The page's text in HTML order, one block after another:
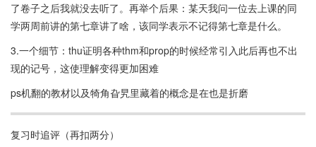
了卷子之后我就没去听了。再举个后果：某天我问一位去上课的同
学两周前讲的第七章讲了啥，该同学表示不记得第七章是什么。
3.一个细节：thu证明各种thm和prop的时候经常引入此后再也不出
现的记号，这使理解变得更加困难
ps机翻的教材以及犄角旮旯里藏着的概念是在也是折磨
复习时追评（再扣两分）